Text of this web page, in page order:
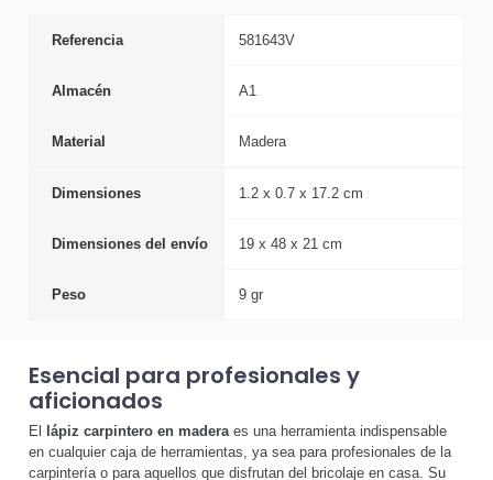
Referencia 581643V
Almacén A1
Material Madera
Dimensiones 1.2 x 0.7 x 17.2 cm
Dimensiones del envío 19 x 48 x 21 cm
Peso 9 gr
Esencial para profesionales y
aficionados
El lápiz carpintero en maderaes una herramienta indispensable
en cualquier caja de herramientas, ya sea para profesionales de la
carpintería o para aquellos que disfrutan del bricolaje en casa. Su